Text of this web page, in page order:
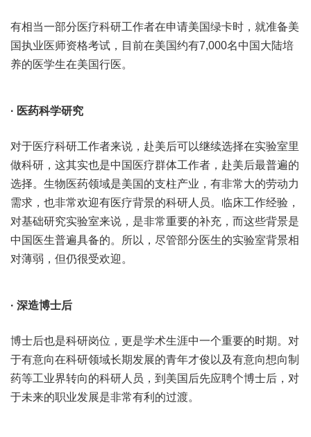
有相当一部分医疗科研工作者在申请美国绿卡时，就准备美
国执业医师资格考试，目前在美国约有7,000名中国大陆培
养的医学生在美国行医。
· 医药科学研究
对于医疗科研工作者来说，赴美后可以继续选择在实验室里
做科研，这其实也是中国医疗群体工作者，赴美后最普遍的
选择。生物医药领域是美国的支柱产业，有非常大的劳动力
需求，也非常欢迎有医疗背景的科研人员。临床工作经验，
对基础研究实验室来说，是非常重要的补充，而这些背景是
中国医生普遍具备的。所以，尽管部分医生的实验室背景相
对薄弱，但仍很受欢迎。
· 深造博士后
博士后也是科研岗位，更是学术生涯中一个重要的时期。对
于有意向在科研领域长期发展的青年才俊以及有意向想向制
药等工业界转向的科研人员，到美国后先应聘个博士后，对
于未来的职业发展是非常有利的过渡。